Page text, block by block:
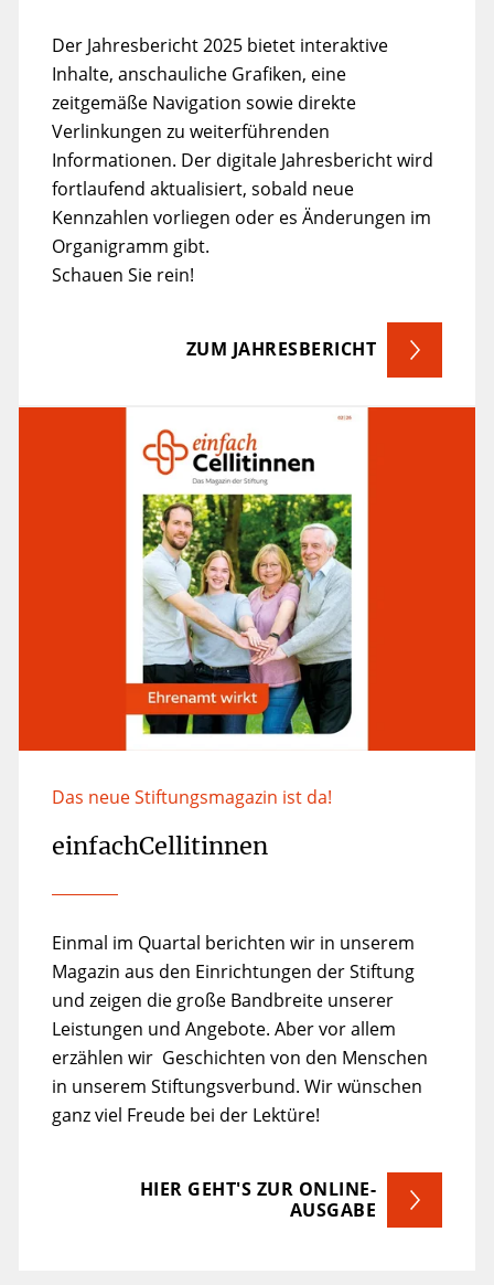
Inhalte, anschauliche Grafiken, eine
zeitgemäße Navigation sowie direkte
Verlinkungen zu weiterführenden
Informationen. Der digitale Jahresbericht wird
fortlaufend aktualisiert, sobald neue
Kennzahlen vorliegen oder es Änderungen im
Organigramm gibt.
Schauen Sie rein!
einfachCellitinnen
Magazin aus den Einrichtungen der Stiftung
und zeigen die große Bandbreite unserer
Leistungen und Angebote. Aber vor allem
erzählen wir Geschichten von den Menschen
in unserem Stiftungsverbund. Wir wünschen
ganz viel Freude bei der Lektüre!
AUSGABE